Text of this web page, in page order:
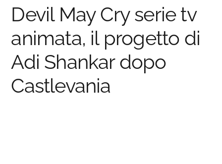
Devil May Cry serie tv
animata, il progetto di
Adi Shankar dopo
Castlevania